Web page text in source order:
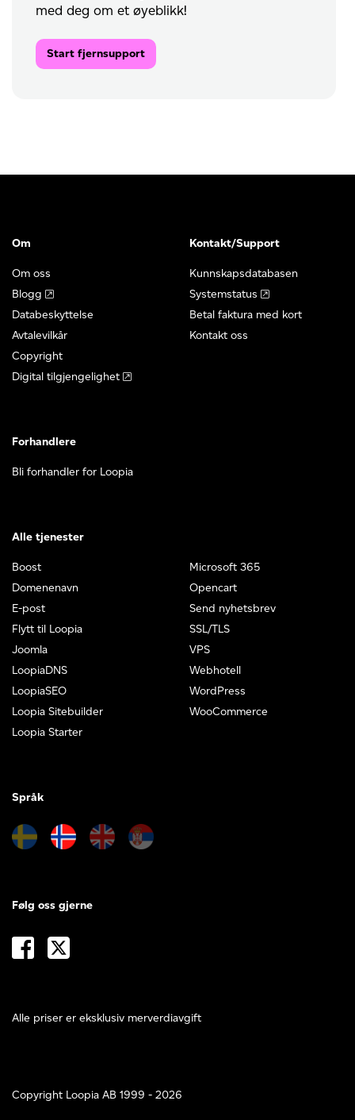
med deg om et øyeblikk!
Start fjernsupport
Om
Om oss
Blogg
Databeskyttelse
Avtalevilkår
Copyright
Digital tilgjengelighet
Kontakt/Support
Kunnskapsdatabasen
Systemstatus
Betal faktura med kort
Kontakt oss
Forhandlere
Bli forhandler for Loopia
Alle tjenester
Boost
Domenenavn
E-post
Flytt til Loopia
Joomla
LoopiaDNS
LoopiaSEO
Loopia Sitebuilder
Loopia Starter
Microsoft 365
Opencart
Send nyhetsbrev
SSL/TLS
VPS
Webhotell
WordPress
WooCommerce
Språk
Alle priser er eksklusiv merverdiavgift
Følg oss gjerne
Copyright Loopia AB 1999 - 2026